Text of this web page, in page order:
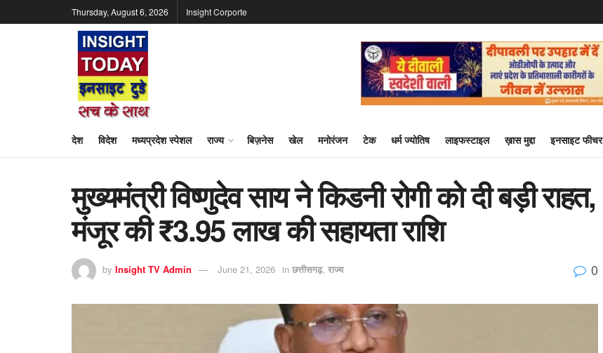
Thursday, August 6, 2026 Insight Corporte
देश विदेश मध्यप्रदेश स्पेशल राज्य बिज़नेस खेल मनोरंजन टेक धर्म ज्योतिष लाइफस्टाइल ख़ास मुद्दा इनसाइट फीचर
मुख्यमंत्री विष्णुदेव साय ने किडनी रोगी को दी बड़ी राहत,
मंजूर की ₹3.95 लाख की सहायता राशि
by Insight TV Admin June 21, 2026 in छत्तीसगढ़, राज्य 0